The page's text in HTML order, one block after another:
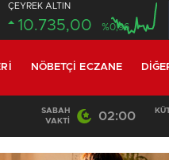
ÇEYREK ALTIN
10.735,00 %0,96
NÖBETÇI ECZANE
20:58 /
SABAH
VAKTI
02:00